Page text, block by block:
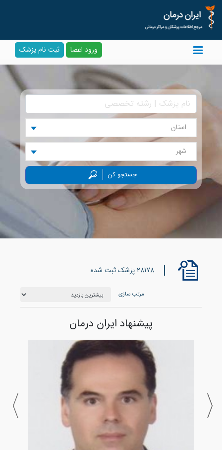
ورود اعضا ثبت نام پزشک
استان
شهر
جستجو کن
28178 پزشک ثبت شده
مرتب سازی
پیشنهاد ایران درمان